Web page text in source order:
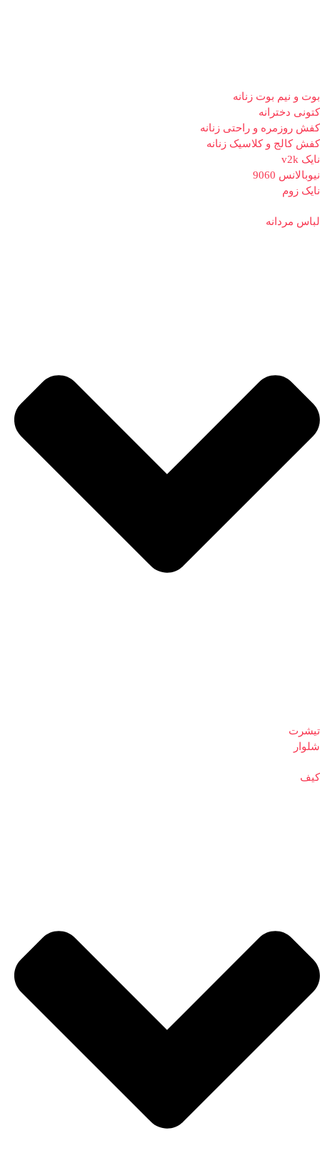
بوت و نیم بوت زنانه
کتونی دخترانه
کفش روزمره و راحتی زنانه
کفش کالج و کلاسیک زنانه
نایک v2k
نیوبالانس 9060
نایک زوم
لباس مردانه
تیشرت
شلوار
کیف